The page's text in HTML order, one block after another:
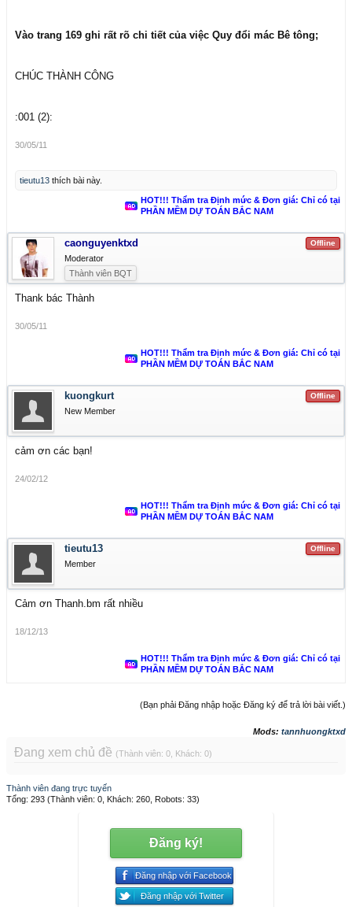
Vào trang 169 ghi rất rõ chi tiết của việc Quy đổi mác Bê tông;
CHÚC THÀNH CÔNG
:001 (2):
30/05/11
tieutu13 thích bài này.
HOT!!! Thẩm tra Định mức & Đơn giá: Chỉ có tại
PHẦN MỀM DỰ TOÁN BẮC NAM
Offline
caonguyenktxd
Moderator
Thành viên BQT
Thank bác Thành
30/05/11
HOT!!! Thẩm tra Định mức & Đơn giá: Chỉ có tại
PHẦN MỀM DỰ TOÁN BẮC NAM
Offline
kuongkurt
New Member
cảm ơn các bạn!
24/02/12
HOT!!! Thẩm tra Định mức & Đơn giá: Chỉ có tại
PHẦN MỀM DỰ TOÁN BẮC NAM
Offline
tieutu13
Member
Cảm ơn Thanh.bm rất nhiều
18/12/13
HOT!!! Thẩm tra Định mức & Đơn giá: Chỉ có tại
PHẦN MỀM DỰ TOÁN BẮC NAM
(Bạn phải Đăng nhập hoặc Đăng ký để trả lời bài viết.)
Mods: tannhuongktxd
Đang xem chủ đề (Thành viên: 0, Khách: 0)
Thành viên đang trực tuyến
Tổng: 293 (Thành viên: 0, Khách: 260, Robots: 33)
Đăng ký!
Đăng nhập với Facebook
Đăng nhập với Twitter